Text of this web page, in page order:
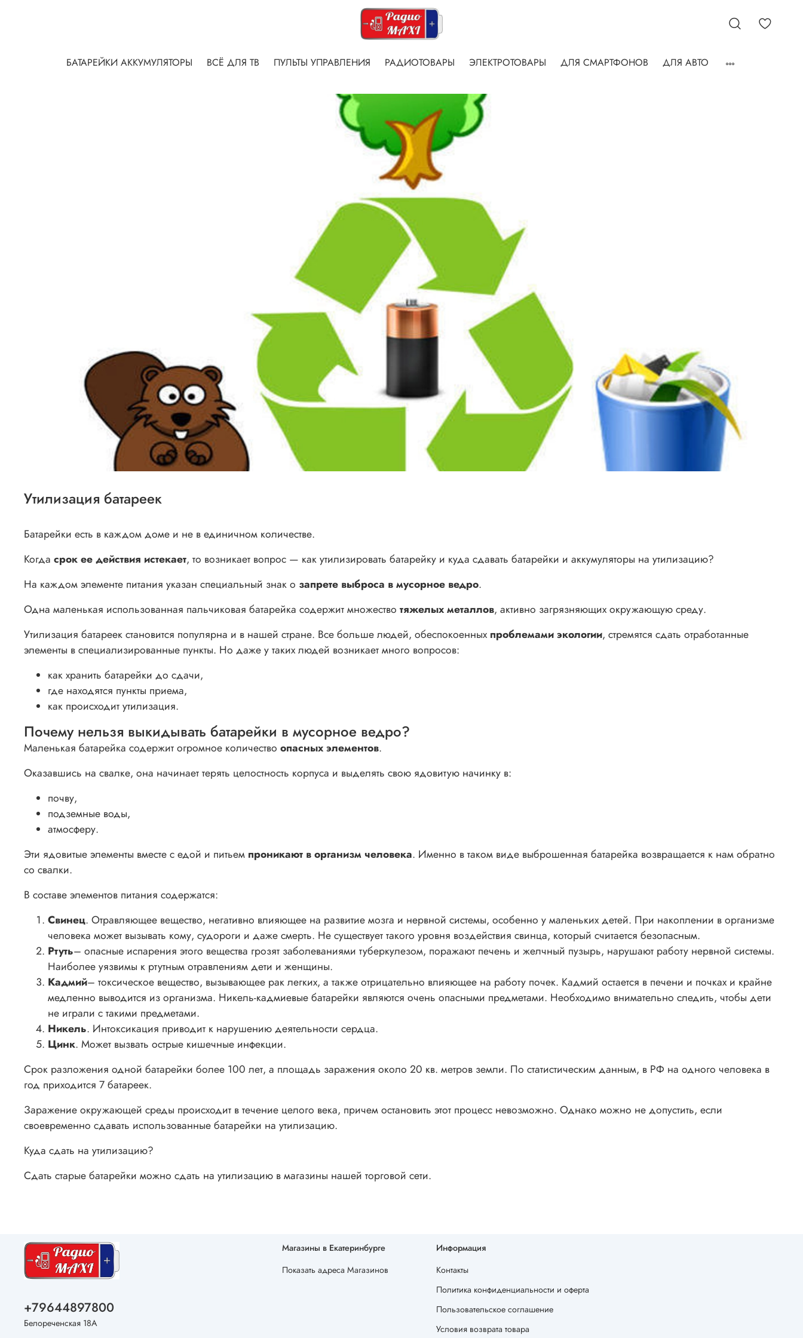
БАТАРЕЙКИ АККУМУЛЯТОРЫ ВСЁ ДЛЯ ТВ ПУЛЬТЫ УПРАВЛЕНИЯ РАДИОТОВАРЫ ЭЛЕКТРОТОВАРЫ ДЛЯ СМАРТФОНОВ ДЛЯ АВТО
Утилизация батареек
Батарейки есть в каждом доме и не в единичном количестве.
Когда срок ее действия истекает, то возникает вопрос — как утилизировать батарейку и куда сдавать батарейки и аккумуляторы на утилизацию?
На каждом элементе питания указан специальный знак о запрете выброса в мусорное ведро.
Одна маленькая использованная пальчиковая батарейка содержит множество тяжелых металлов, активно загрязняющих окружающую среду.
Утилизация батареек становится популярна и в нашей стране. Все больше людей, обеспокоенных проблемами экологии, стремятся сдать отработанные
элементы в специализированные пункты. Но даже у таких людей возникает много вопросов:
как хранить батарейки до сдачи,
где находятся пункты приема,
как происходит утилизация.
Почему нельзя выкидывать батарейки в мусорное ведро?
Маленькая батарейка содержит огромное количество опасных элементов.
Оказавшись на свалке, она начинает терять целостность корпуса и выделять свою ядовитую начинку в:
почву,
подземные воды,
атмосферу.
Эти ядовитые элементы вместе с едой и питьем проникают в организм человека. Именно в таком виде выброшенная батарейка возвращается к нам обратно
со свалки.
В составе элементов питания содержатся:
Свинец. Отравляющее вещество, негативно влияющее на развитие мозга и нервной системы, особенно у маленьких детей. При накоплении в организме
человека может вызывать кому, судороги и даже смерть. Не существует такого уровня воздействия свинца, который считается безопасным.
Ртуть– опасные испарения этого вещества грозят заболеваниями туберкулезом, поражают печень и желчный пузырь, нарушают работу нервной системы.
Наиболее уязвимы к ртутным отравлениям дети и женщины.
Кадмий– токсическое вещество, вызывающее рак легких, а также отрицательно влияющее на работу почек. Кадмий остается в печени и почках и крайне
медленно выводится из организма. Никель-кадмиевые батарейки являются очень опасными предметами. Необходимо внимательно следить, чтобы дети
не играли с такими предметами.
Никель. Интоксикация приводит к нарушению деятельности сердца.
Цинк. Может вызвать острые кишечные инфекции.
Срок разложения одной батарейки более 100 лет, а площадь заражения около 20 кв. метров земли. По статистическим данным, в РФ на одного человека в
год приходится 7 батареек.
Заражение окружающей среды происходит в течение целого века, причем остановить этот процесс невозможно. Однако можно не допустить, если
своевременно сдавать использованные батарейки на утилизацию.
Куда сдать на утилизацию?
Сдать старые батарейки можно сдать на утилизацию в магазины нашей торговой сети.
Магазины в Екатеринбурге
Показать адреса Магазинов
Информация
Контакты
Политика конфиденциальности и оферта
Пользовательское соглашение
Условия возврата товара
+79644897800
Белореченская 18А